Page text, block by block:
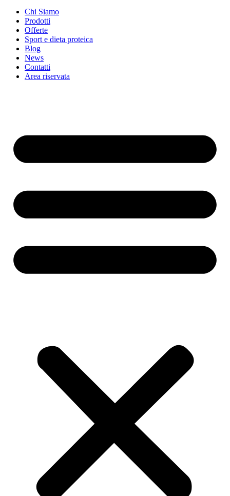
Chi Siamo
Prodotti
Offerte
Sport e dieta proteica
Blog
News
Contatti
Area riservata